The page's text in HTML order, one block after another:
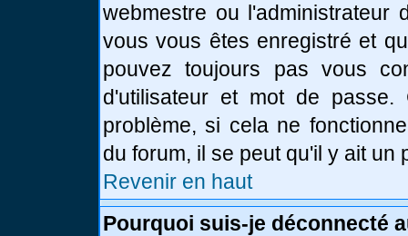
webmestre ou l'administrateur
vous vous êtes enregistré et
pouvez toujours pas vous
d'utilisateur et mot de
problème, si cela ne
du forum, il se peut qu'il y ait un
Revenir en haut
Pourquoi suis-je déconnecté